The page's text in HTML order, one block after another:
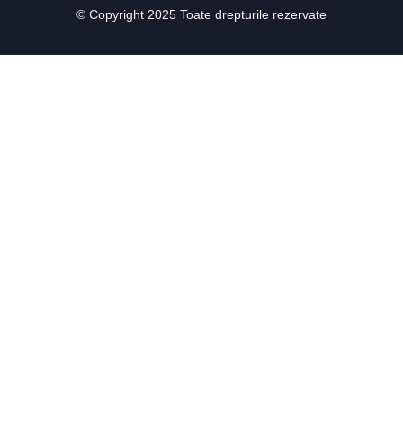
© Copyright 2025 Toate drepturile rezervate